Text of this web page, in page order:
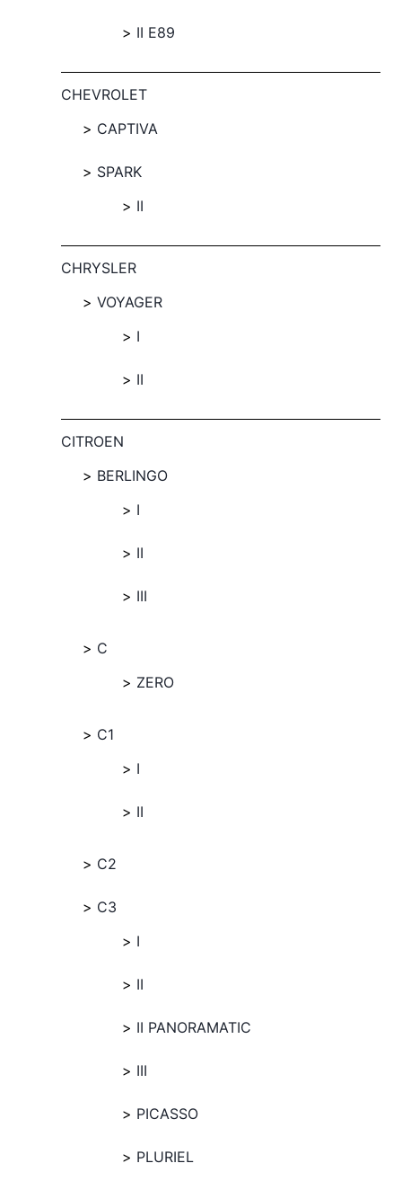
II E89
CHEVROLET
CAPTIVA
SPARK
II
CHRYSLER
VOYAGER
I
II
CITROEN
BERLINGO
I
II
III
C
ZERO
C1
I
II
C2
C3
I
II
II PANORAMATIC
III
PICASSO
PLURIEL